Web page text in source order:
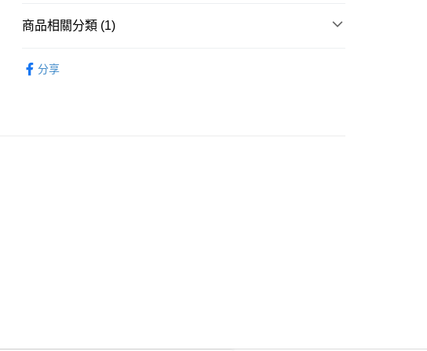
WeChat Pay
送貨方式
商品相關分類 (1)
分享